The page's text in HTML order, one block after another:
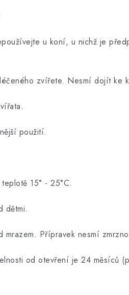
u koní, u nichž je
zvířete. Nesmí dojít ke
použití.
15° - 25°C.
dětmi.
mrazem. Přípravek nesmí
od otevření je 24